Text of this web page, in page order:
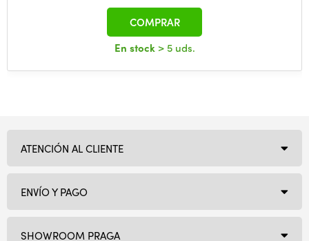
En stock > 5 uds.
COMPRAR
SHOWROOM PRAGA
ATENCIÓN AL CLIENTE
ENVÍO Y PAGO